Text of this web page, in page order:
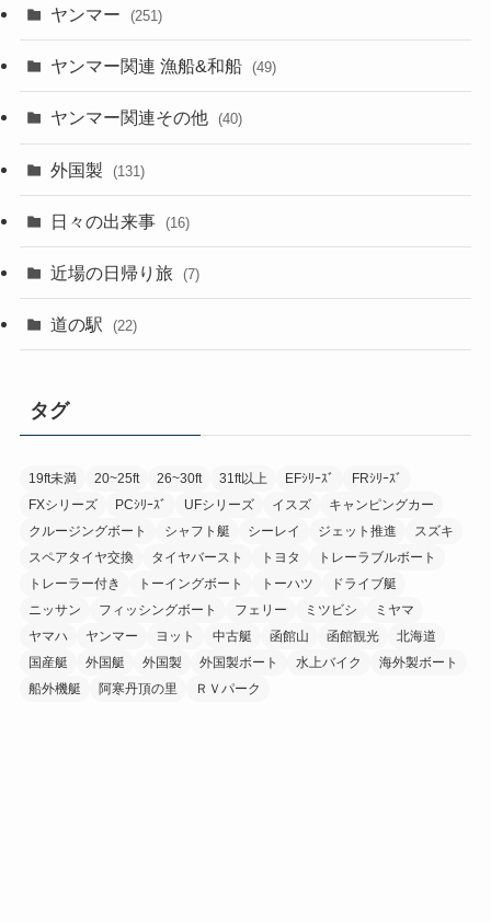
ヤンマー (251)
ヤンマー関連 漁船&和船 (49)
ヤンマー関連その他 (40)
外国製 (131)
日々の出来事 (16)
近場の日帰り旅 (7)
道の駅 (22)
タグ
19ft未満 20~25ft 26~30ft 31ft以上 EFｼﾘｰｽﾞ
FRｼﾘｰｽﾞ
FXシリーズ
PCｼﾘｰｽﾞ UFシリーズ イスズ
キャンピングカー
クルージングボート
シャフト艇 シーレイ ジェット推進
スズキ
スペアタイヤ交換
タイヤバースト トヨタ
トレーラブルボート
トレーラー付き
トーイングボート トーハツ
ドライブ艇
ニッサン
フィッシングボート フェリー ミツビシ
ミヤマ
ヤマハ
ヤンマー ヨット 中古艇 函館山 函館観光
北海道
国産艇
外国艇 外国製 外国製ボート 水上バイク
海外製ボート
船外機艇
阿寒丹頂の里 ＲＶパーク